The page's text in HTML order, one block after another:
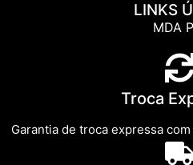
LINKS
MDA
Troca
Garantia de troca expressa